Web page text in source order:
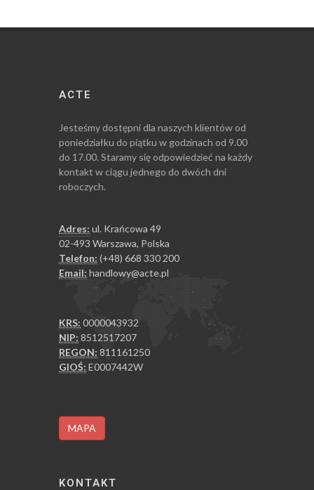
ACTE
Jesteśmy dostępni dla naszych klientów od
poniedziałku do piątku w godzinach od 9.00
do 17.00. Staramy się odpowiedzieć na każdy
kontakt w ciągu jednego do dwóch dni
roboczych.
Adres: ul. Krańcowa 49
02-493 Warszawa, Polska
Telefon: (+48) 668 330 200
Email: handlowy@acte.pl
KRS: 0000043932
NIP: 8512517207
REGON: 811161250
GIOŚ: E0007442W
MAPA
KONTAKT